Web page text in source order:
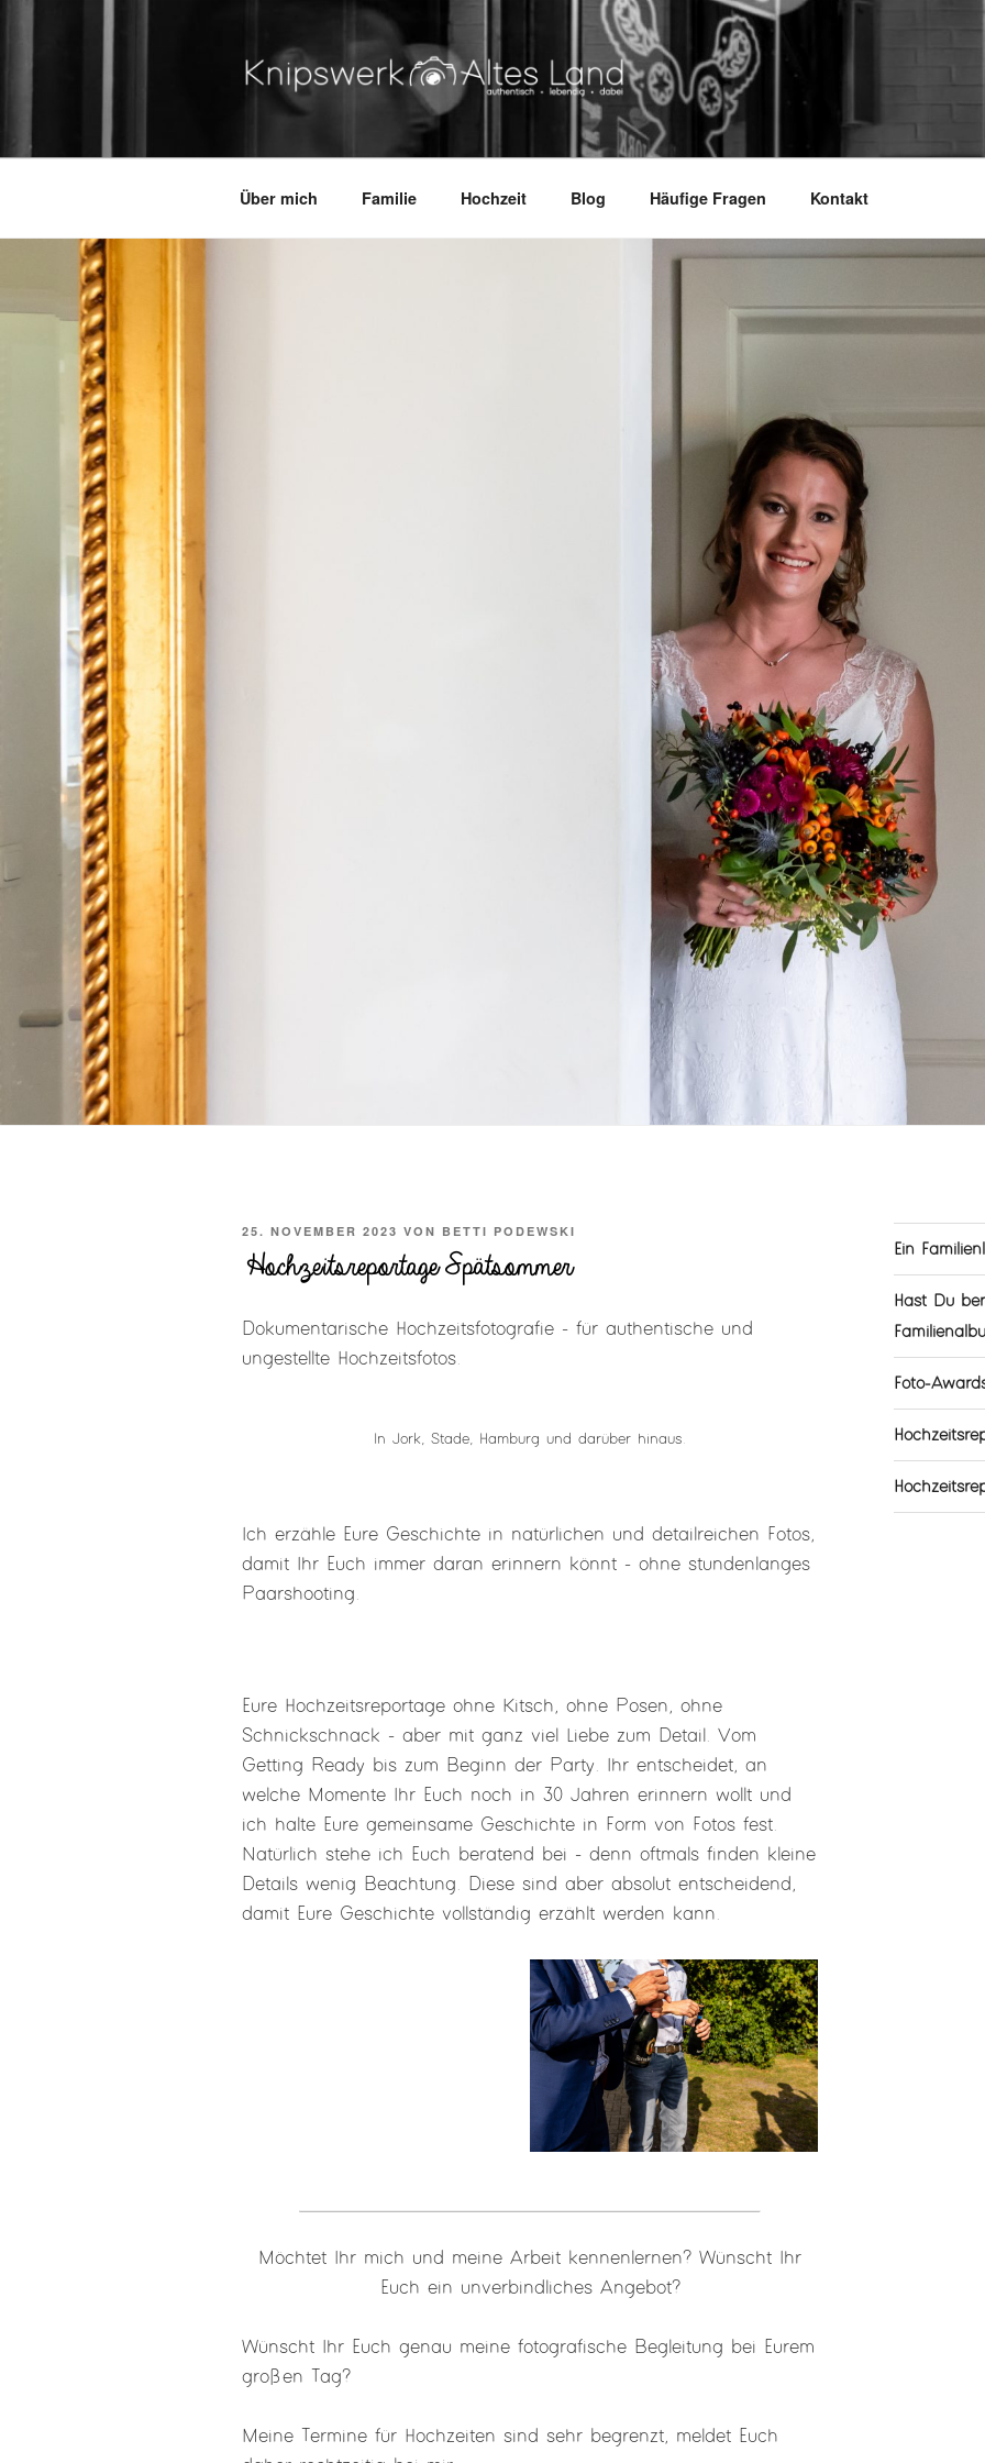
KNIPSWERK – ALTES LAND
authentisch. lebending. dabei.
Über mich Familie Hochzeit Blog Häufige Fragen Kontakt
VERÖFFENTLICHT
AM
25. NOVEMBER 2023 VON BETTI PODEWSKI
Hochzeitsreportage Spätsommer
Dokumentarische Hochzeitsfotografie - für authentische und
ungestellte Hochzeitsfotos.
In Jork, Stade, Hamburg und darüber hinaus.
Ich erzähle Eure Geschichte in natürlichen und detailreichen Fotos,
damit Ihr Euch immer daran erinnern könnt - ohne stundenlanges
Paarshooting.
Eure Hochzeitsreportage ohne Kitsch, ohne Posen, ohne
Schnickschnack - aber mit ganz viel Liebe zum Detail. Vom
Getting Ready bis zum Beginn der Party. Ihr entscheidet, an
welche Momente Ihr Euch noch in 30 Jahren erinnern wollt und
ich halte Eure gemeinsame Geschichte in Form von Fotos fest.
Natürlich stehe ich Euch beratend bei - denn oftmals finden kleine
Details wenig Beachtung. Diese sind aber absolut entscheidend,
damit Eure Geschichte vollständig erzählt werden kann.
Möchtet Ihr mich und meine Arbeit kennenlernen? Wünscht Ihr
Euch ein unverbindliches Angebot?
Wünscht Ihr Euch genau meine fotografische Begleitung bei Eurem
großen Tag?
Meine Termine für Hochzeiten sind sehr begrenzt, meldet Euch
Ein
Hast Du
Foto-